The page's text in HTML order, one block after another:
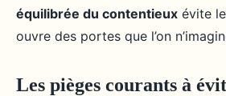
équilibrée du contentieux évite
ouvre des portes que l’on
Les pièges courants à